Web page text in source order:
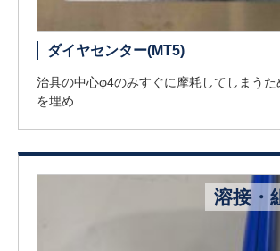
ダイヤセンター(MT5)
治具の中心φ4のみすぐに摩耗してしまう
を埋め……
溶接・